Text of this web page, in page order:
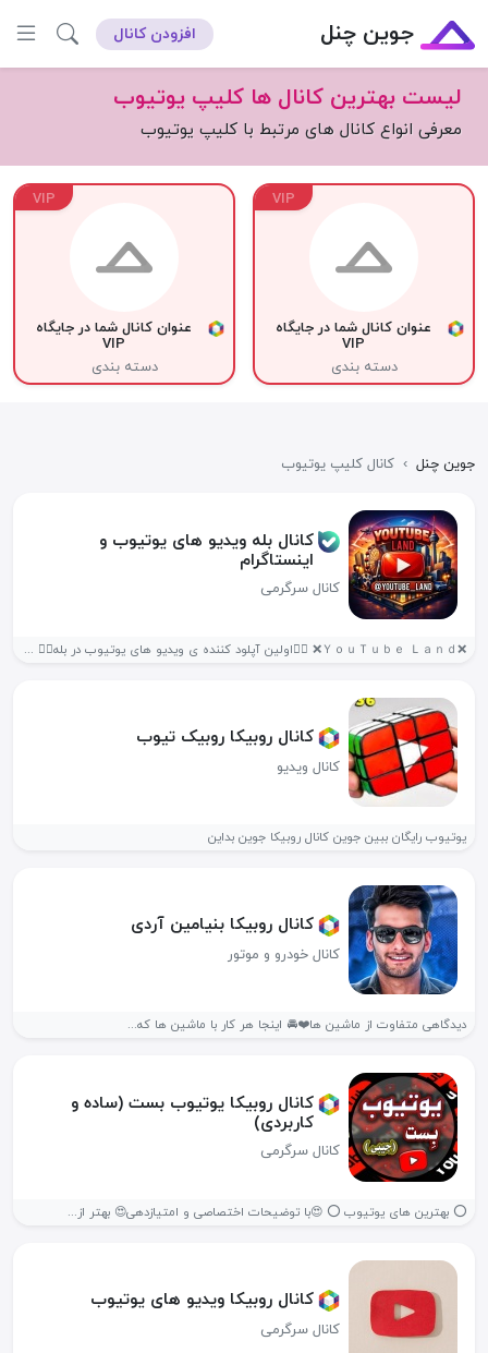
جوین چنل افزودن کانال
لیست بهترین کانال ها کلیپ یوتیوب
معرفی انواع کانال های مرتبط با کلیپ یوتیوب
VIP
عنوان کانال شما در جایگاه
VIP
دسته بندی
VIP
عنوان کانال شما در جایگاه
VIP
دسته بندی
جوین چنل › کانال کلیپ یوتیوب
کانال بله ویدیو های یوتیوب و
اینستاگرام
کانال سرگرمی
❌ＹｏｕＴｕｂｅ Ｌａｎｄ❌ ❤️‍🔥اولین آپلود کننده ی ویدیو های یوتیوب در بله❤️‍🔥 حمایت...
کانال روبیکا روبیک تیوب
کانال ویدیو
یوتیوب رایگان ببین جوین کانال روبیکا جوین بداین
کانال روبیکا بنیامین آردی
کانال خودرو و موتور
دیدگاهی متفاوت از ماشین ها❤️🚘 اینجا هر کار با ماشین ها که...
کانال روبیکا یوتیوب بست (ساده و
کاربردی)
کانال سرگرمی
⭕ بهترین های یوتیوب ⭕ 😍با توضیحات اختصاصی و امتیازدهی😍 بهتر از...
کانال روبیکا ویدیو های یوتیوب
کانال سرگرمی